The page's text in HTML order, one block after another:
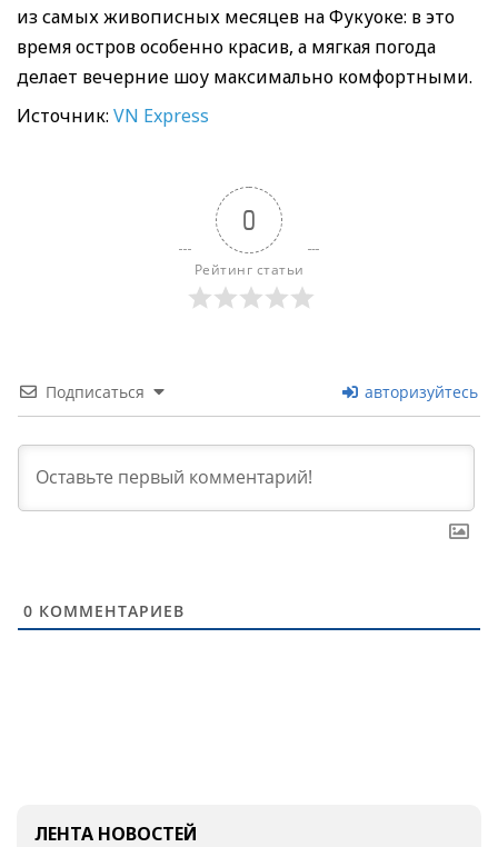
из самых живописных месяцев на Фукуоке: в это
время остров особенно красив, а мягкая погода
делает вечерние шоу максимально комфортными.
Источник: VN Express
0
Рейтинг статьи
Подписаться авторизуйтесь
0 КОММЕНТАРИЕВ
ЛЕНТА НОВОСТЕЙ